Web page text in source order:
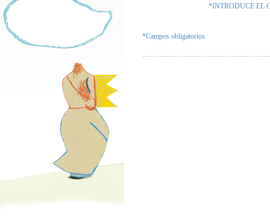
*INTRODUCE EL
*Campos obligatorios